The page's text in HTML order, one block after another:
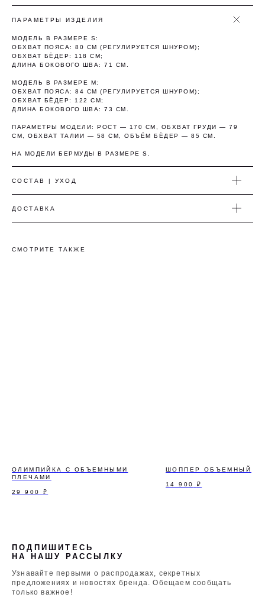
ПАРАМЕТРЫ ИЗДЕЛИЯ
МОДЕЛЬ В РАЗМЕРЕ S:
ОБХВАТ ПОЯСА: 80 СМ (РЕГУЛИРУЕТСЯ ШНУРОМ);
ОБХВАТ БЁДЕР: 118 СМ;
ДЛИНА БОКОВОГО ШВА: 71 СМ.
МОДЕЛЬ В РАЗМЕРЕ M:
ОБХВАТ ПОЯСА: 84 СМ (РЕГУЛИРУЕТСЯ ШНУРОМ);
ОБХВАТ БЁДЕР: 122 СМ;
ДЛИНА БОКОВОГО ШВА: 73 СМ.
ПАРАМЕТРЫ МОДЕЛИ: РОСТ — 170 СМ, ОБХВАТ ГРУДИ — 79
СМ, ОБХВАТ ТАЛИИ — 58 СМ, ОБЪЁМ БЁДЕР — 85 СМ.
НА МОДЕЛИ БЕРМУДЫ В РАЗМЕРЕ S.
СОСТАВ | УХОД
ДОСТАВКА
СМОТРИТЕ ТАКЖЕ
ОЛИМПИЙКА С ОБЪЕМНЫМИ
ПЛЕЧАМИ
29 900 ₽
ШОППЕР ОБЪЕМНЫЙ
14 900 ₽
ПОДПИШИТЕСЬ
НА НАШУ РАССЫЛКУ
Узнавайте первыми о распродажах, секретных
предложениях и новостях бренда. Обещаем сообщать
только важное!
сегодня
25%
недели
25%
Как обычная оплата картой
Понятно